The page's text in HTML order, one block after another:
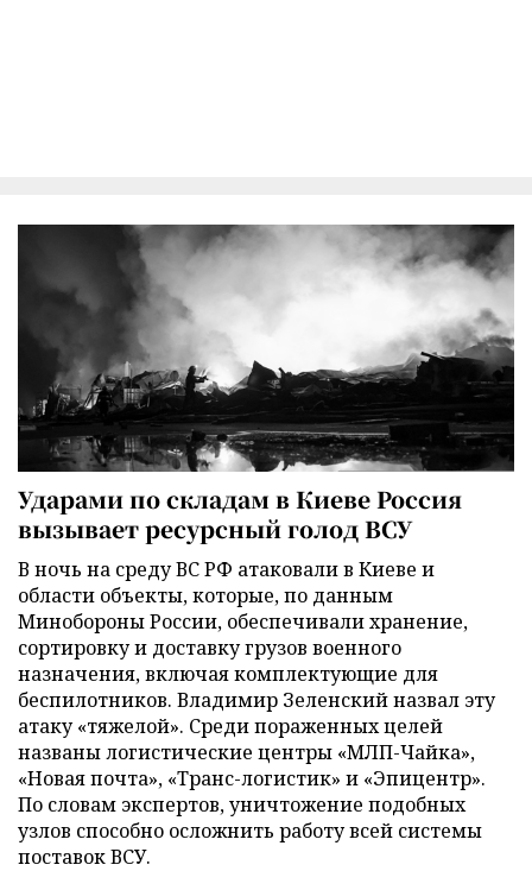
Ударами по складам в Киеве Россия
вызывает ресурсный голод ВСУ
В ночь на среду ВС РФ атаковали в Киеве и
области объекты, которые, по данным
Минобороны России, обеспечивали хранение,
сортировку и доставку грузов военного
назначения, включая комплектующие для
беспилотников. Владимир Зеленский назвал эту
атаку «тяжелой». Среди пораженных целей
названы логистические центры «МЛП-Чайка»,
«Новая почта», «Транс-логистик» и «Эпицентр».
По словам экспертов, уничтожение подобных
узлов способно осложнить работу всей системы
поставок ВСУ.